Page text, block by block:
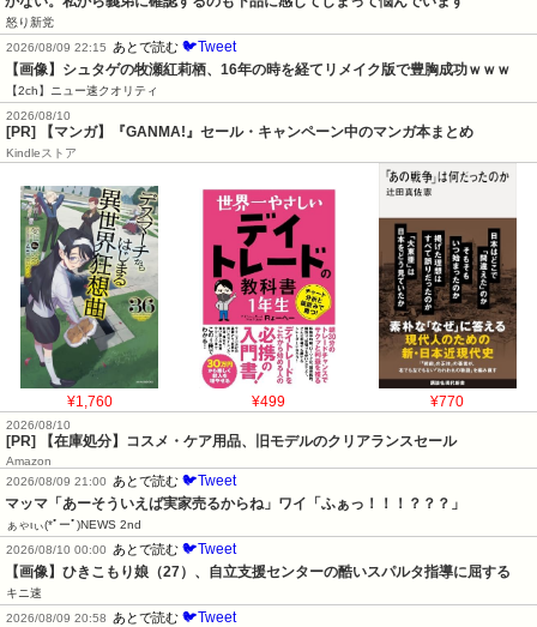
怒り新党
2026/08/09 22:15
あとで読む 🐦Tweet
【画像】シュタゲの牧瀬紅莉栖、16年の時を経てリメイク版で豊胸成功ｗｗｗ
【2ch】ニュー速クオリティ
2026/08/10
[PR] 【マンガ】『GANMA!』セール・キャンペーン中のマンガ本まとめ
Kindleストア
¥1,760 ¥499 ¥770
2026/08/10
[PR] 【在庫処分】コスメ・ケア用品、旧モデルのクリアランスセール
Amazon
2026/08/09 21:00
あとで読む 🐦Tweet
マッマ「あーそういえば実家売るからね」ワイ「ふぁっ！！！？？？」
ぁゃιぃ(*ﾟーﾟ)NEWS 2nd
2026/08/10 00:00
あとで読む 🐦Tweet
【画像】ひきこもり娘（27）、自立支援センターの酷いスパルタ指導に屈する
キニ速
2026/08/09 20:58
あとで読む 🐦Tweet